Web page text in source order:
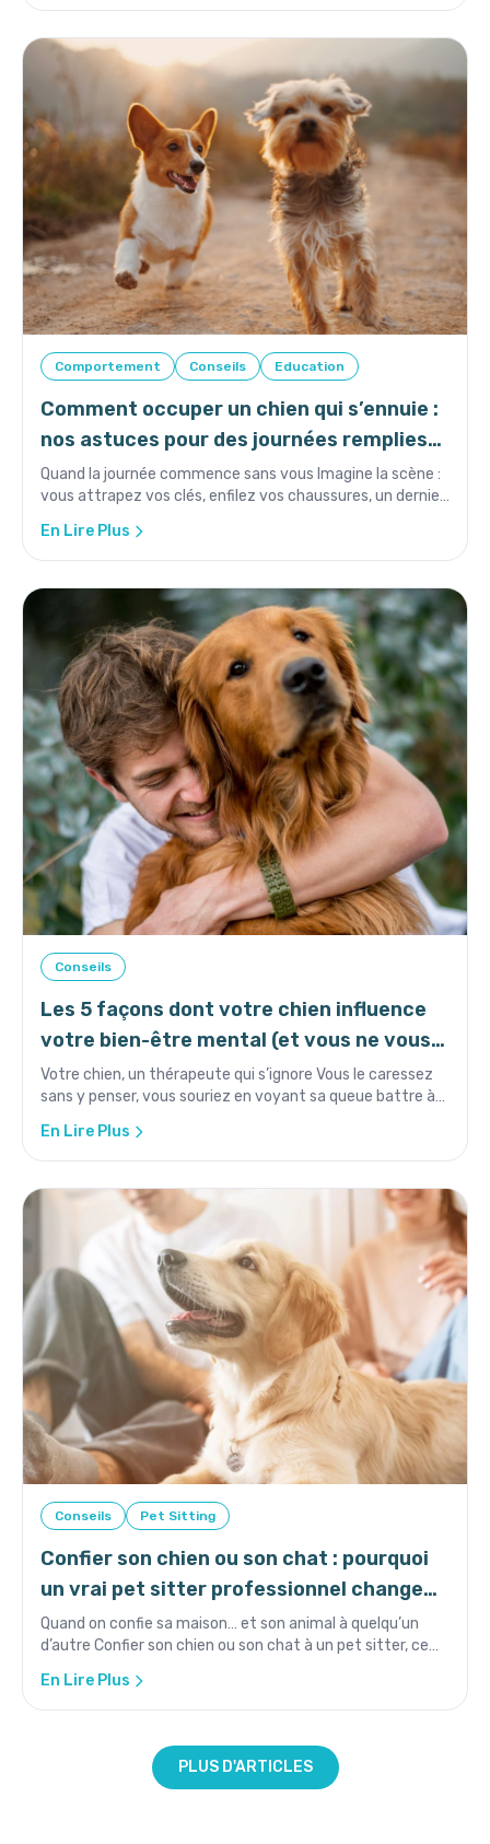
Comportement Conseils Education
Comment occuper un chien qui s’ennuie :
nos astuces pour des journées remplies
de bonheur
Quand la journée commence sans vous Imagine la scène :
vous attrapez vos clés, enfilez vos chaussures, un dernier
En Lire Plus
Conseils
Les 5 façons dont votre chien influence
votre bien-être mental (et vous ne vous
en rendez même pas compte)
Votre chien, un thérapeute qui s’ignore Vous le caressez
sans y penser, vous souriez en voyant sa queue battre à
En Lire Plus
Conseils Pet Sitting
Confier son chien ou son chat : pourquoi
un vrai pet sitter professionnel change
tout
Quand on confie sa maison… et son animal à quelqu’un
d’autre Confier son chien ou son chat à un pet sitter, ce
En Lire Plus
PLUS D'ARTICLES